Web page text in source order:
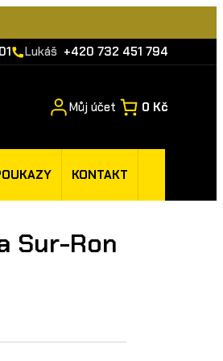
Lukáš +420 732 451 794
Můj účet 0 Kč
KONTAKT
Sur-Ron